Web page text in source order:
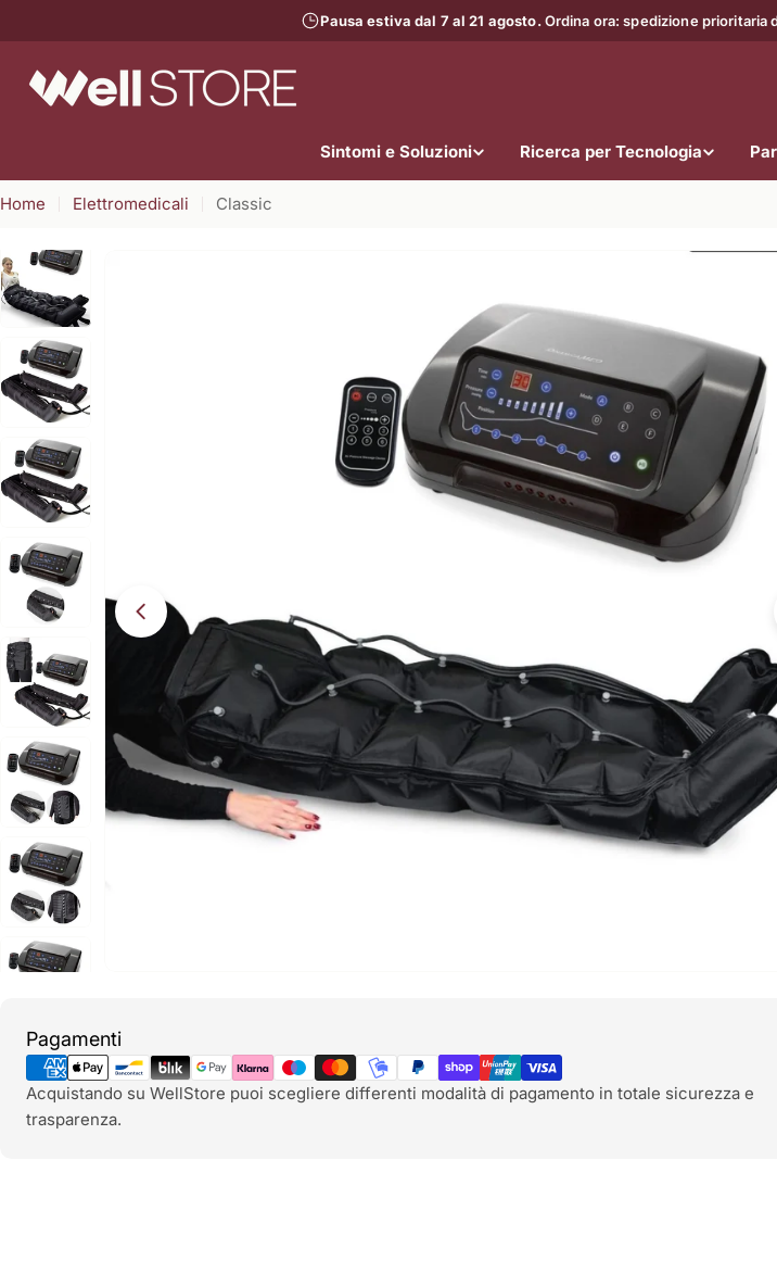
al
Pausa estiva dal 7 al 21 agosto.Ordina ora: spedizione prioritaria
Sintomi e Soluzioni Ricerca per Tecnologia
Home Elettromedicali Classic
Apri supporto 13 in modalità modale
Pagamenti
Metodi
di
pagamento
Acquistando su WellStore puoi scegliere differenti modalità di pagamento in totale sicurezza e
trasparenza.